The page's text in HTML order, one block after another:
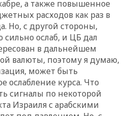
а также повышенное
расходов как раз в
Но, с другой стороны,
сильно ослаб, и ЦБ дал
в дальнейшем
валюты, поэтому я думаю,
может быть
ослабление курса. Что
сигналы по некоторой
Израиля с арабскими